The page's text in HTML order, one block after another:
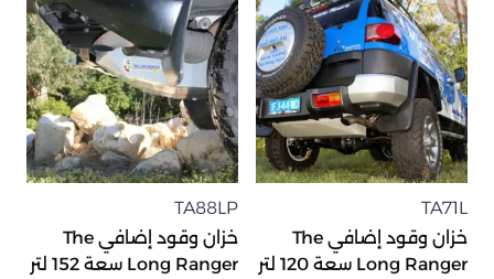
TA71L
خزان وقود إضافي The
Long Ranger سعة 120 لتر
TA88LP
خزان وقود إضافي The
Long Ranger سعة 152 لتر